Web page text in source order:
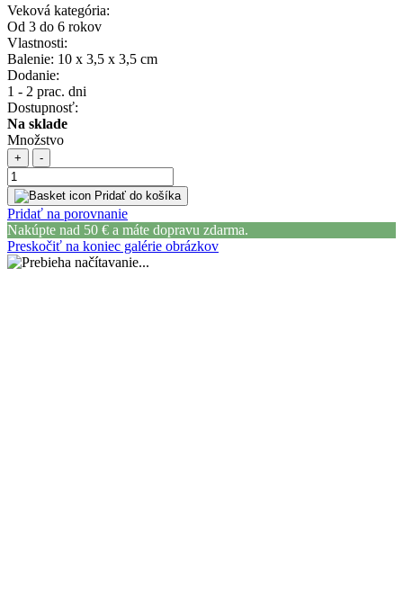
Veková kategória:
Od 3 do 6 rokov
Vlastnosti:
Balenie: 10 x 3,5 x 3,5 cm
Dodanie:
1 - 2 prac. dni
Dostupnosť:
Na sklade
Množstvo
+ -
Pridať do košíka
Pridať na porovnanie
Nakúpte nad 50 € a máte dopravu zdarma.
Preskočiť na koniec galérie obrázkov